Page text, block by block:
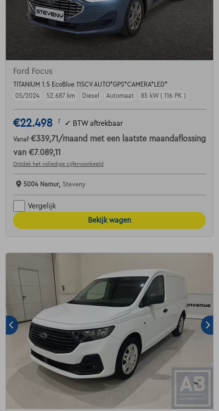
Ford Focus
TITANIUM 1.5 EcoBlue 115CV AUTO*GPS*CAMERA*LED*
05/2024
52.687 km Diesel Automaat 85 kW ( 116 PK )
€22.498 1 ✓ BTW aftrekbaar
Vanaf €339,71 /maand met een laatste maandaflossing
van €7.089,11
Ontdek het volledige cijfervoorbeeld
5004 Namur, Steveny
Vergelijk
Bekijk wagen